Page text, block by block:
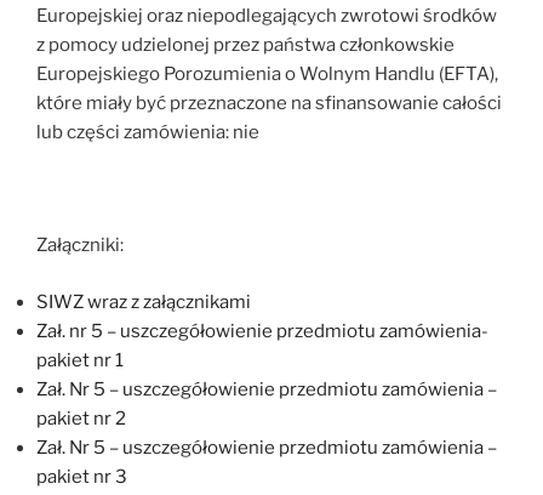
Europejskiej oraz niepodlegających zwrotowi środków
z pomocy udzielonej przez państwa członkowskie
Europejskiego Porozumienia o Wolnym Handlu (EFTA),
które miały być przeznaczone na sfinansowanie całości
lub części zamówienia: nie
Załączniki:
SIWZ wraz z załącznikami
Zał. nr 5 – uszczegółowienie przedmiotu zamówienia-
pakiet nr 1
Zał. Nr 5 – uszczegółowienie przedmiotu zamówienia –
pakiet nr 2
Zał. Nr 5 – uszczegółowienie przedmiotu zamówienia –
pakiet nr 3